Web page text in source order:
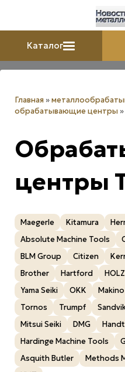
Каталог
Главная »
обрабатывающие центры »
центры
Maegerle Kitamura
Absolute Machine Tools
BLM Group
Citizen
Brother
Hartford
Yama Seiki
OKK Makino
Tornos
Trumpf
Mitsui Seiki
DMG
Hardinge Machine Tools
Asquith Butler
Methods